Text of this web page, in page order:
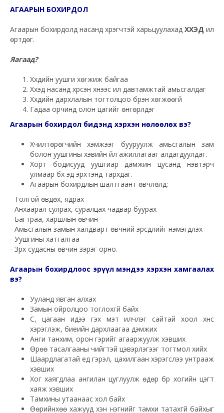
АГААРЫН БОХИРДОЛ
Агаарын бохирдолд насанд хүрэгчтэй харьцуулахад ХҮҮХЭД илүү
өртдөг.
Яагаад?
Хүүхдийн уушги хөгжиж байгаа
Хүүхэд насанд хүрсэн хүнээс илүү давтамжтай амьсгалдаг
Хүүхдийн дархлалын тогтолцоо бүрэн хөгжөөгүй
Гадаа орчинд олон цагийг өнгөрүүлдэг
Агаарын бохирдол бидэнд хэрхэн нөлөөлөх вэ?
Хүчилтөрөгчийн хэмжээг бууруулж амьсгалын зам
болон уушгины хэвийн үйл ажиллагааг алдагдуулдаг.
Хорт бодисууд уушгиар дамжин цусанд нэвтэрч
улмаар бүх эд эрхтэнд тархдаг.
Агаарын бохирдлын шалтгаант өвчлөлүүд:
- Толгой өвдөх, ядрах
- Анхаарал сулрах, суралцах чадвар буурах
- Багтраа, харшлын өвчин
- Амьсгалын замын халдварт өвчний эрсдлийг нэмэгдүүлэх
- Уушгины хатгалгаа
- Зүрх судасны өвчин зэрэг орно.
Агаарын бохирдлоос эрүүл мэндээ хэрхэн хамгаалах
вэ?
Ууланд явган алхах
Замын ойролцоо тоглохгүй байх
Сүү, цагаан идээ гэх мэт илчлэг сайтай хоол хүнс
хэрэглэж, биеийн дархлаагаа дэмжих
Анги танхим, орон гэрийг агааржуулж хэвших
Өрөө тасалгааны чийгтэй цэвэрлэгээг тогтмол хийх
Шаардлагатай үед гэрэл, цахилгаан хэрэгслээ унтрааж
хэвших
Хог хаягдлаа ангилан цуглуулж өдөр бүр хогийн цэгт
хаяж хэвших
Тамхины утаанаас хол байх
Өөрийнхөө хажууд хэн нэгнийг тамхи татахгүй байхыг